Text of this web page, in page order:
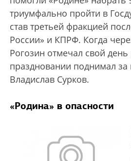
триумфально пройти в
став третьей фракцией
России» и КПРФ. Когда
Рогозин отмечал свой
праздновании поднимал за
Владислав Сурков.
«Родина» в опасности